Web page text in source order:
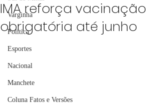
Varginha
Política
Esportes
Nacional
Manchete
Coluna Fatos e Versões
IMA reforça vacinação
obrigatória até junho